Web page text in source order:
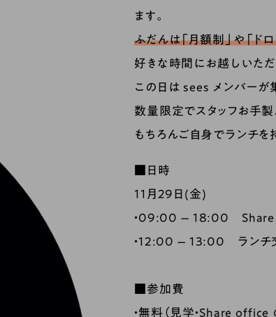
ます。
ふだんは「月額制」や「ド
好きな時間にお越しいた
この日は sees メンバーが
数量限定でスタッフお手
もちろんご自身でランチを
■日時
11月29日(金)
・09:00 – 18:00 Share
・12:00 – 13:00 ランチ
■参加費
・無料（見学・Share office